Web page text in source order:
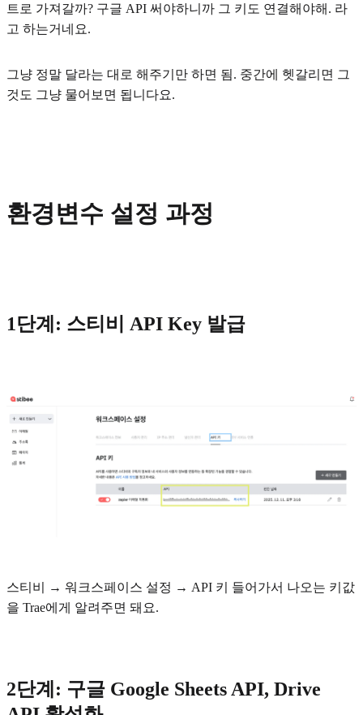
트로 가져갈까? 구글 API 써야하니까 그 키도 연결해야해. 라
고 하는거네요.
그냥 정말 달라는 대로 해주기만 하면 됨. 중간에 헷갈리면 그
것도 그냥 물어보면 됩니다요.
환경변수 설정 과정
1단계: 스티비 API Key 발급
스티비 → 워크스페이스 설정 → API 키 들어가서 나오는 키값
을 Trae에게 알려주면 돼요.
2단계: 구글 Google Sheets API, Drive